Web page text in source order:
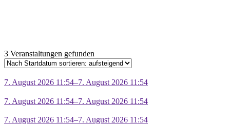
3 Veranstaltungen gefunden
7. August 2026 11:54–7. August 2026 11:54
7. August 2026 11:54–7. August 2026 11:54
7. August 2026 11:54–7. August 2026 11:54